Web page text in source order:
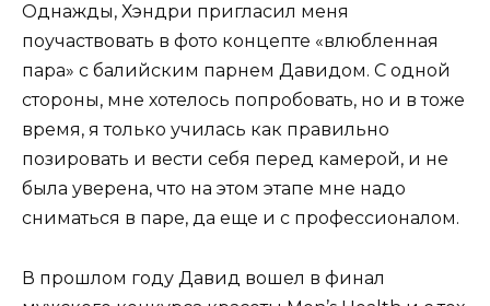
Однажды, Хэндри пригласил меня
поучаствовать в фото концепте «влюбленная
пара» с балийским парнем Давидом. С одной
стороны, мне хотелось попробовать, но и в тоже
время, я только училась как правильно
позировать и вести себя перед камерой, и не
была уверена, что на этом этапе мне надо
сниматься в паре, да еще и с профессионалом.
В прошлом году Давид вошел в финал